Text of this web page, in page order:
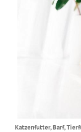
Katzenfutter, Barf,